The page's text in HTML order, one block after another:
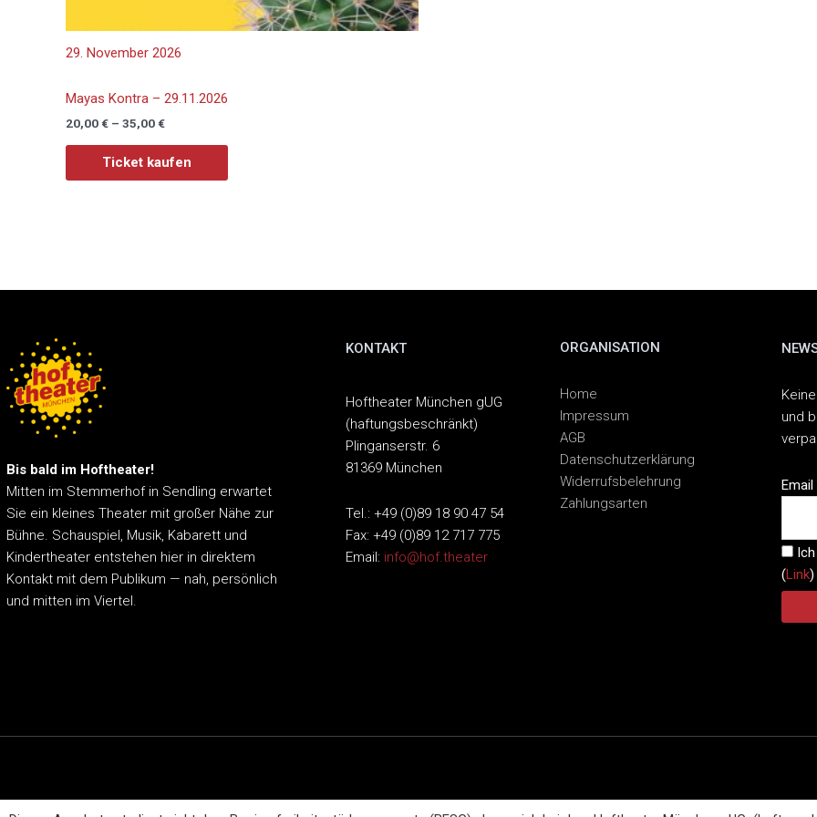
29. November 2026
Mayas Kontra – 29.11.2026
20,00 € – 35,00 €
Ticket kaufen
Bis bald im Hoftheater!
Mitten im Stemmerhof in Sendling erwartet
Sie ein kleines Theater mit großer Nähe zur
Bühne. Schauspiel, Musik, Kabarett und
Kindertheater entstehen hier in direktem
Kontakt mit dem Publikum — nah, persönlich
und mitten im Viertel.
KONTAKT
Hoftheater München gUG
(haftungsbeschränkt)
Plinganserstr. 6
81369 München
Tel.: +49 (0)89 18 90 47 54
Fax: +49 (0)89 12 717 775
Email: info@hof.theater
ORGANISATION
Home
Impressum
AGB
Datenschutzerklärung
Widerrufsbelehrung
Zahlungsarten
und
Email
(Link)